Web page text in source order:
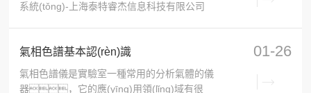
系統(tǒng)-上海泰特睿杰信息科技有限公司
氣相色譜基本認(rèn)識
氣相色譜儀是實驗室一種常用的分析氣體的儀
器，它的應(yīng)用領(lǐng)域有很
01-26